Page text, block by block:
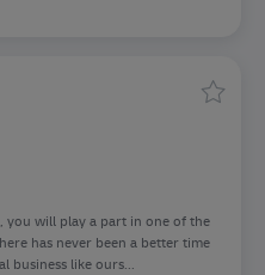
you will play a part in one of the
has never been a better time
business like ours...